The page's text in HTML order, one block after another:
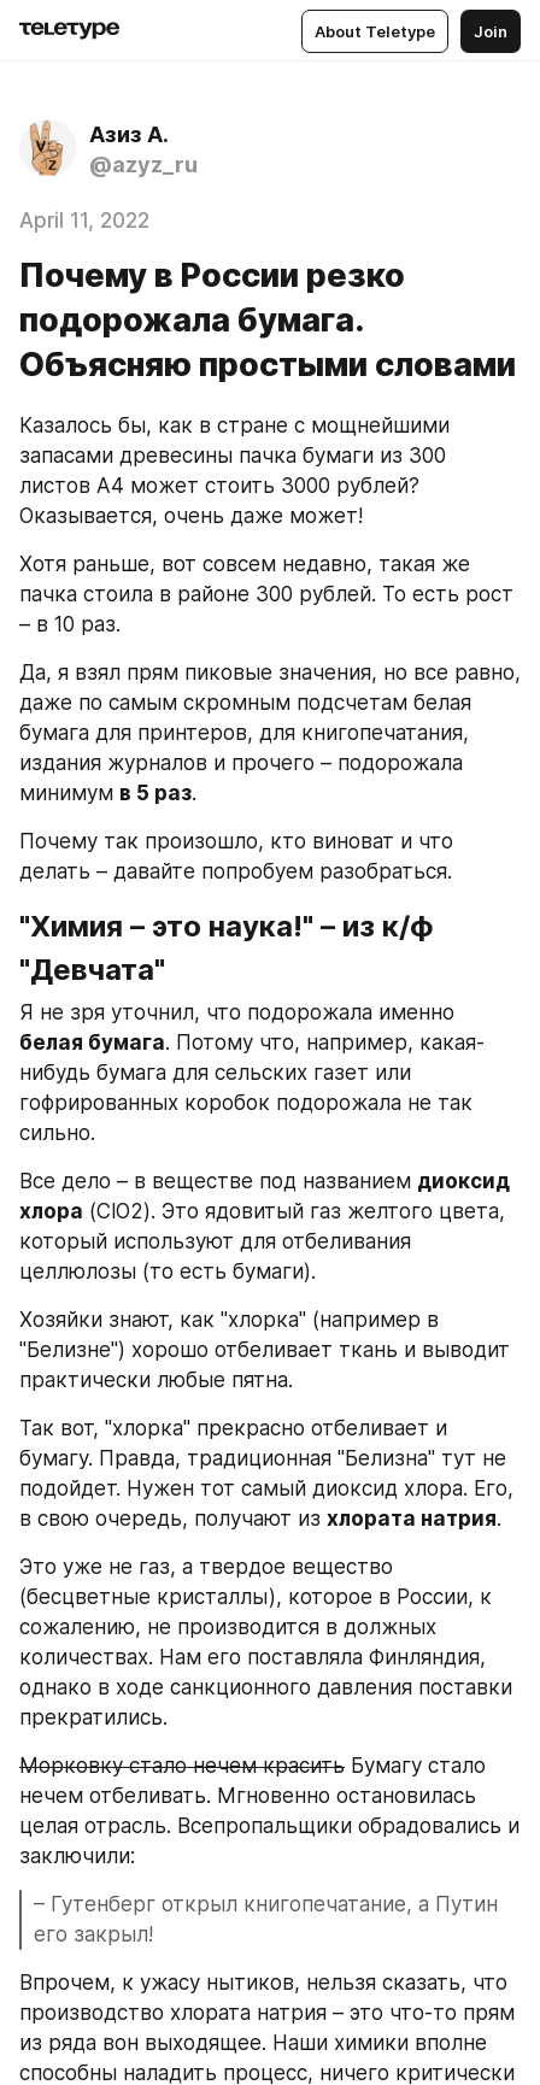
About Teletype Join
Азиз А.
@azyz_ru
April 11, 2022
Почему в России резко
подорожала бумага.
Объясняю простыми словами
Казалось бы, как в стране с мощнейшими
запасами древесины пачка бумаги из 300
листов А4 может стоить 3000 рублей?
Оказывается, очень даже может!
Хотя раньше, вот совсем недавно, такая же
пачка стоила в районе 300 рублей. То есть рост
– в 10 раз.
Да, я взял прям пиковые значения, но все равно,
даже по самым скромным подсчетам белая
бумага для принтеров, для книгопечатания,
издания журналов и прочего – подорожала
минимум в 5 раз.
Почему так произошло, кто виноват и что
делать – давайте попробуем разобраться.
"Химия – это наука!" – из к/ф
"Девчата"
белая бумага. Потому что, например, какая-
нибудь бумага для сельских газет или
гофрированных коробок подорожала не так
сильно.
Все дело – в веществе под названием диоксид
хлора (ClO2). Это ядовитый газ желтого цвета,
который используют для отбеливания
целлюлозы (то есть бумаги).
Хозяйки знают, как "хлорка" (например в
"Белизне") хорошо отбеливает ткань и выводит
практически любые пятна.
Так вот, "хлорка" прекрасно отбеливает и
бумагу. Правда, традиционная "Белизна" тут не
подойдет. Нужен тот самый диоксид хлора. Его,
в свою очередь, получают из хлората натрия.
Это уже не газ, а твердое вещество
(бесцветные кристаллы), которое в России, к
сожалению, не производится в должных
количествах. Нам его поставляла Финляндия,
однако в ходе санкционного давления поставки
прекратились.
Морковку стало нечем красить Бумагу стало
нечем отбеливать. Мгновенно остановилась
целая отрасль. Всепропальщики обрадовались и
заключили:
– Гутенберг открыл книгопечатание, а Путин
его закрыл!
Впрочем, к ужасу нытиков, нельзя сказать, что
производство хлората натрия – это что-то прям
из ряда вон выходящее. Наши химики вполне
способны наладить процесс, ничего критически